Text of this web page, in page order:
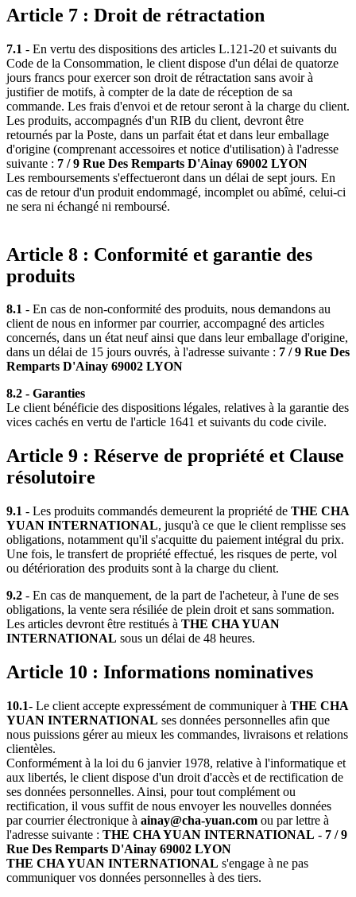
Article 7 : Droit de rétractation
7.1 - En vertu des dispositions des articles L.121-20 et suivants du
Code de la Consommation, le client dispose d'un délai de quatorze
jours francs pour exercer son droit de rétractation sans avoir à
justifier de motifs, à compter de la date de réception de sa
commande. Les frais d'envoi et de retour seront à la charge du client.
Les produits, accompagnés d'un RIB du client, devront être
retournés par la Poste, dans un parfait état et dans leur emballage
d'origine (comprenant accessoires et notice d'utilisation) à l'adresse
suivante : 7 / 9 Rue Des Remparts D'Ainay 69002 LYON
Les remboursements s'effectueront dans un délai de sept jours. En
cas de retour d'un produit endommagé, incomplet ou abîmé, celui-ci
ne sera ni échangé ni remboursé.
Article 8 : Conformité et garantie des
produits
8.1 - En cas de non-conformité des produits, nous demandons au
client de nous en informer par courrier, accompagné des articles
concernés, dans un état neuf ainsi que dans leur emballage d'origine,
dans un délai de 15 jours ouvrés, à l'adresse suivante : 7 / 9 Rue Des
Remparts D'Ainay 69002 LYON
8.2 - Garanties
Le client bénéficie des dispositions légales, relatives à la garantie des
vices cachés en vertu de l'article 1641 et suivants du code civile.
Article 9 : Réserve de propriété et Clause
résolutoire
9.1 - Les produits commandés demeurent la propriété de THE CHA
YUAN INTERNATIONAL, jusqu'à ce que le client remplisse ses
obligations, notamment qu'il s'acquitte du paiement intégral du prix.
Une fois, le transfert de propriété effectué, les risques de perte, vol
ou détérioration des produits sont à la charge du client.
9.2 - En cas de manquement, de la part de l'acheteur, à l'une de ses
obligations, la vente sera résiliée de plein droit et sans sommation.
Les articles devront être restitués à THE CHA YUAN
INTERNATIONAL sous un délai de 48 heures.
Article 10 : Informations nominatives
10.1- Le client accepte expressément de communiquer à THE CHA
YUAN INTERNATIONAL ses données personnelles afin que
nous puissions gérer au mieux les commandes, livraisons et relations
clientèles.
Conformément à la loi du 6 janvier 1978, relative à l'informatique et
aux libertés, le client dispose d'un droit d'accès et de rectification de
ses données personnelles. Ainsi, pour tout complément ou
rectification, il vous suffit de nous envoyer les nouvelles données
par courrier électronique à ainay@cha-yuan.com ou par lettre à
l'adresse suivante : THE CHA YUAN INTERNATIONAL - 7 / 9
Rue Des Remparts D'Ainay 69002 LYON
THE CHA YUAN INTERNATIONAL s'engage à ne pas
communiquer vos données personnelles à des tiers.